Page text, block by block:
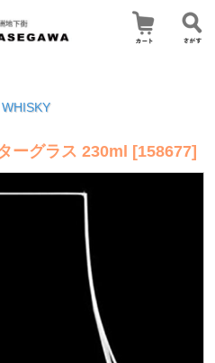
WHISKY
ーグラス 230ml [158677]